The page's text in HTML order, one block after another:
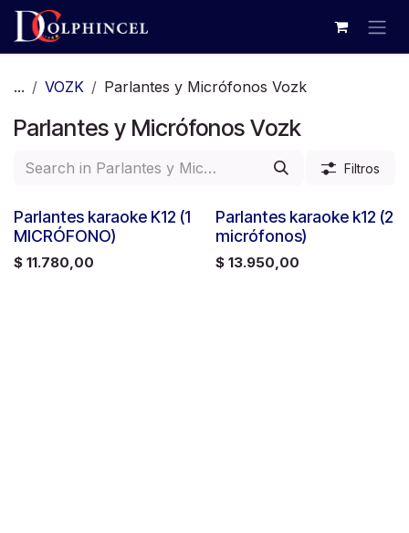
Ir al contenido
... VOZK Parlantes y Micrófonos Vozk
Parlantes y Micrófonos Vozk
Filtros
Parlantes karaoke K12 (1
MICRÓFONO)
$ 11.780,00
Parlantes karaoke k12 (2
micrófonos)
$ 13.950,00